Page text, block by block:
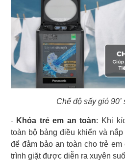
Chế độ sấy gió
- Khóa trẻ em an toàn: Khi
toàn bộ bảng điều khiển và
để đảm bảo an toàn cho trẻ
trình giặt được diễn ra xuyên